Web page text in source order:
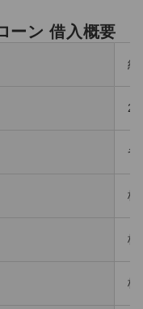
ーン 借入概要
約
省
株
株
株